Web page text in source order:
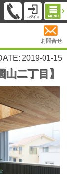
お問合せ
2019-01-15
二丁目】